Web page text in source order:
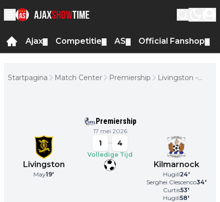
Ajax Competitie AS Official Fanshop
Startpagina Match Center Premiership
Livingston -
Premiership
17 mei 2026
Livingston
May19'
1 4
Volledige Tijd
Kilmarnock
Hugill24'
Serghei Clescenco34'
Curtis53'
Hugill58'